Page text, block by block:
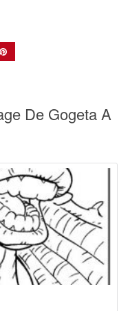
De Gogeta A